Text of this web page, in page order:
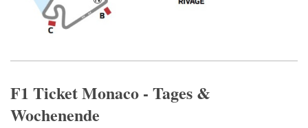
F1 Ticket Monaco - Tages &
Wochenende